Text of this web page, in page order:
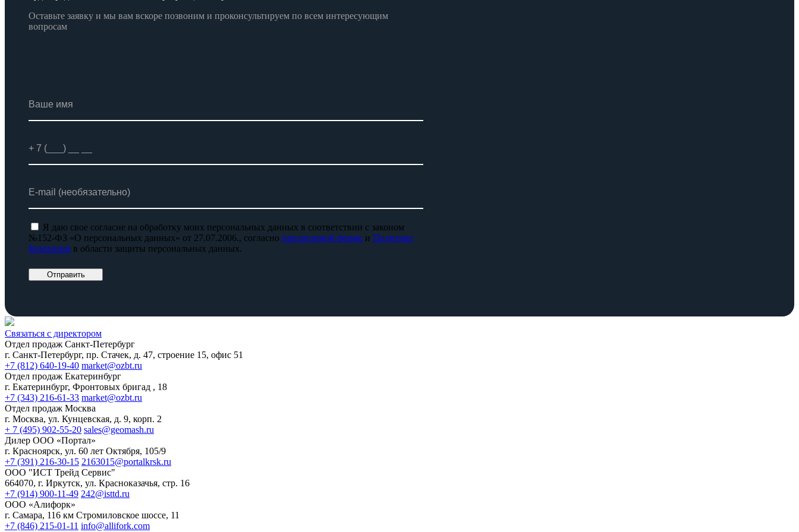
Оставьте заявку и мы вам вскоре позвоним и проконсультируем по всем интересующим
вопросам
Я даю свое согласие на обработку моих персональных данных в соответствии с законом
№152-ФЗ «О персональных данных» от 27.07.2006., согласно прилагаемой форме и Политике
Компании в области защиты персональных данных.
Отправить
Связаться с директором
Отдел продаж Санкт-Петербург
г. Санкт-Петербург, пр. Стачек, д. 47, строение 15, офис 51
+7 (812) 640-19-40 market@ozbt.ru
Отдел продаж Екатеринбург
г. Екатеринбург, Фронтовых бригад , 18
+7 (343) 216-61-33 market@ozbt.ru
Отдел продаж Москва
г. Москва, ул. Кунцевская, д. 9, корп. 2
+ 7 (495) 902-55-20 sales@geomash.ru
Дилер ООО «Портал»
г. Красноярск, ул. 60 лет Октября, 105/9
+7 (391) 216-30-15 2163015@portalkrsk.ru
ООО "ИСТ Трейд Сервис"
664070, г. Иркутск, ул. Красноказачья, стр. 16
+7 (914) 900-11-49 242@isttd.ru
ООО «Алифорк»
г. Самара, 116 км Стромиловское шоссе, 11
+7 (846) 215-01-11 info@allifork.com